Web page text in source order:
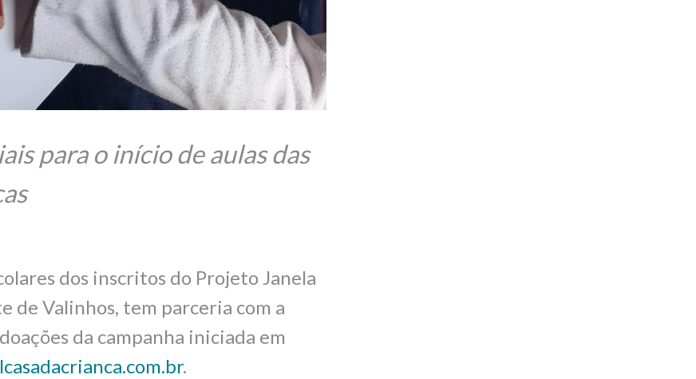
para o início de aulas das
dos inscritos do Projeto Janela
de Valinhos, tem parceria com a
da campanha iniciada em
.